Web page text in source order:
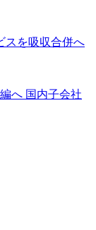
スを吸収合併へ
へ 国内子会社